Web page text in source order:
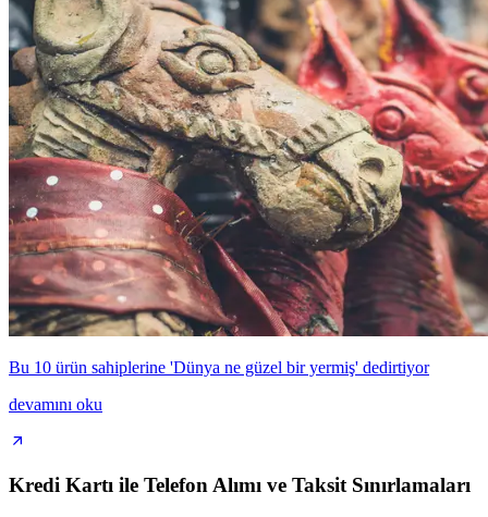
Bu 10 ürün sahiplerine 'Dünya ne güzel bir yermiş' dedirtiyor
devamını oku
Kredi Kartı ile Telefon Alımı ve Taksit Sınırlamaları